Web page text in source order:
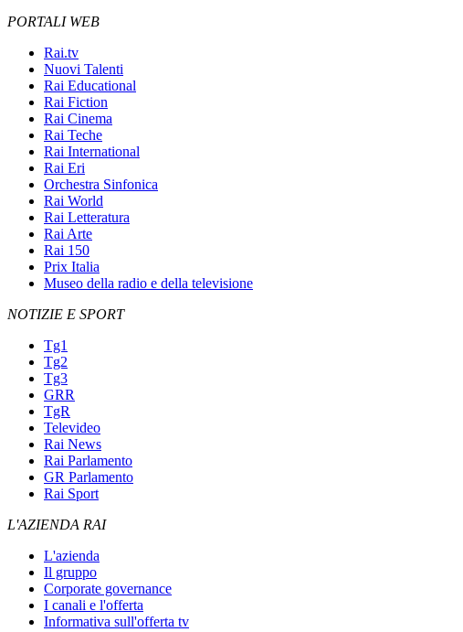
PORTALI WEB
Rai.tv
Nuovi Talenti
Rai Educational
Rai Fiction
Rai Cinema
Rai Teche
Rai International
Rai Eri
Orchestra Sinfonica
Rai World
Rai Letteratura
Rai Arte
Rai 150
Prix Italia
Museo della radio e della televisione
NOTIZIE E SPORT
Tg1
Tg2
Tg3
GRR
TgR
Televideo
Rai News
Rai Parlamento
GR Parlamento
Rai Sport
L'AZIENDA RAI
L'azienda
Il gruppo
Corporate governance
I canali e l'offerta
Informativa sull'offerta tv